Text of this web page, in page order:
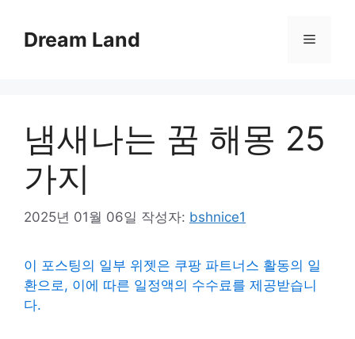
Dream Land 메
냄새나는 꿈 해몽 25
가지
2025년 01월 06일 작성자: bshnice1
이 포스팅의 일부 위젯은 쿠팡 파트너스 활동의 일
환으로, 이에 따른 일정액의 수수료를 제공받습니
다.